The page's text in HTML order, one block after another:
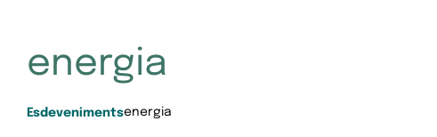
energia
Esdevenimentsenergia